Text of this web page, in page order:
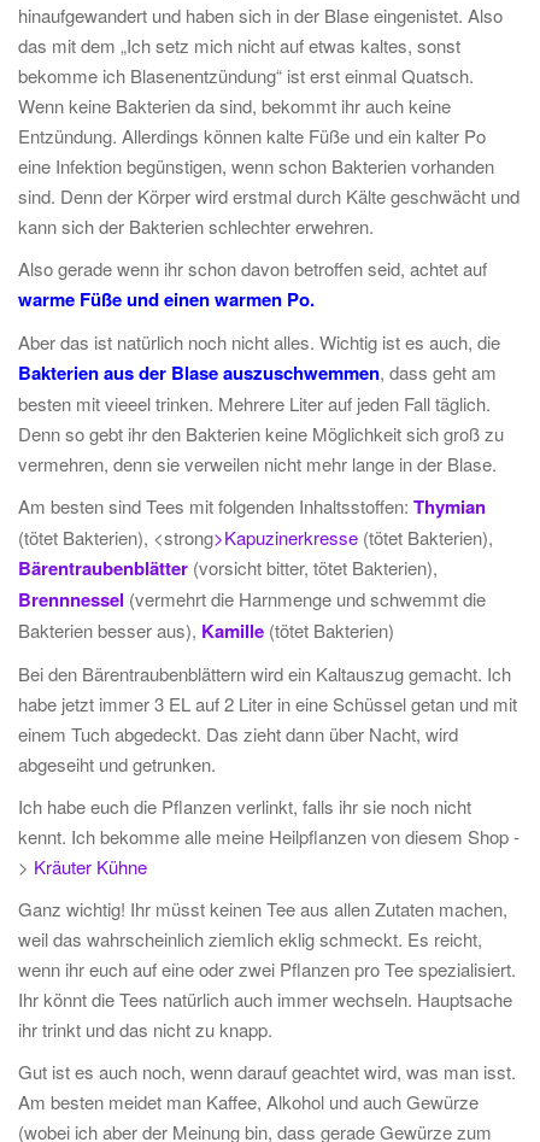
hinaufgewandert und haben sich in der Blase eingenistet. Also
das mit dem „Ich setz mich nicht auf etwas kaltes, sonst
bekomme ich Blasenentzündung“ ist erst einmal Quatsch.
Wenn keine Bakterien da sind, bekommt ihr auch keine
Entzündung. Allerdings können kalte Füße und ein kalter Po
eine Infektion begünstigen, wenn schon Bakterien vorhanden
sind. Denn der Körper wird erstmal durch Kälte geschwächt und
kann sich der Bakterien schlechter erwehren.
Also gerade wenn ihr schon davon betroffen seid, achtet auf
warme Füße und einen warmen Po.
Aber das ist natürlich noch nicht alles. Wichtig ist es auch, die
Bakterien aus der Blase auszuschwemmen, dass geht am
besten mit vieeel trinken. Mehrere Liter auf jeden Fall täglich.
Denn so gebt ihr den Bakterien keine Möglichkeit sich groß zu
vermehren, denn sie verweilen nicht mehr lange in der Blase.
Am besten sind Tees mit folgenden Inhaltsstoffen: Thymian
(tötet Bakterien), <strong>Kapuzinerkresse (tötet Bakterien),
Bärentraubenblätter (vorsicht bitter, tötet Bakterien),
Brennnessel (vermehrt die Harnmenge und schwemmt die
Bakterien besser aus), Kamille (tötet Bakterien)
Bei den Bärentraubenblättern wird ein Kaltauszug gemacht. Ich
habe jetzt immer 3 EL auf 2 Liter in eine Schüssel getan und mit
einem Tuch abgedeckt. Das zieht dann über Nacht, wird
abgeseiht und getrunken.
Ich habe euch die Pflanzen verlinkt, falls ihr sie noch nicht
kennt. Ich bekomme alle meine Heilpflanzen von diesem Shop -
> Kräuter Kühne
Ganz wichtig! Ihr müsst keinen Tee aus allen Zutaten machen,
weil das wahrscheinlich ziemlich eklig schmeckt. Es reicht,
wenn ihr euch auf eine oder zwei Pflanzen pro Tee spezialisiert.
Ihr könnt die Tees natürlich auch immer wechseln. Hauptsache
ihr trinkt und das nicht zu knapp.
Gut ist es auch noch, wenn darauf geachtet wird, was man isst.
Am besten meidet man Kaffee, Alkohol und auch Gewürze
(wobei ich aber der Meinung bin, dass gerade Gewürze zum